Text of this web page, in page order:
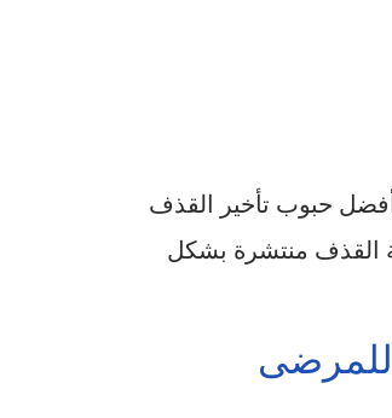
أفضل حبوب تأخير القذف
القذف منتشرة بشكل
للمرضى